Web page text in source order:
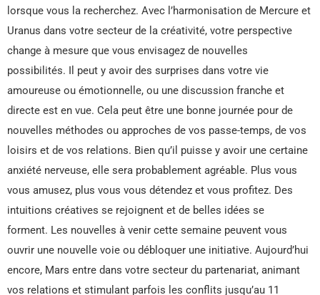
lorsque vous la recherchez. Avec l’harmonisation de Mercure et
Uranus dans votre secteur de la créativité, votre perspective
change à mesure que vous envisagez de nouvelles
possibilités. Il peut y avoir des surprises dans votre vie
amoureuse ou émotionnelle, ou une discussion franche et
directe est en vue. Cela peut être une bonne journée pour de
nouvelles méthodes ou approches de vos passe-temps, de vos
loisirs et de vos relations. Bien qu’il puisse y avoir une certaine
anxiété nerveuse, elle sera probablement agréable. Plus vous
vous amusez, plus vous vous détendez et vous profitez. Des
intuitions créatives se rejoignent et de belles idées se
forment. Les nouvelles à venir cette semaine peuvent vous
ouvrir une nouvelle voie ou débloquer une initiative. Aujourd’hui
encore, Mars entre dans votre secteur du partenariat, animant
vos relations et stimulant parfois les conflits jusqu’au 11